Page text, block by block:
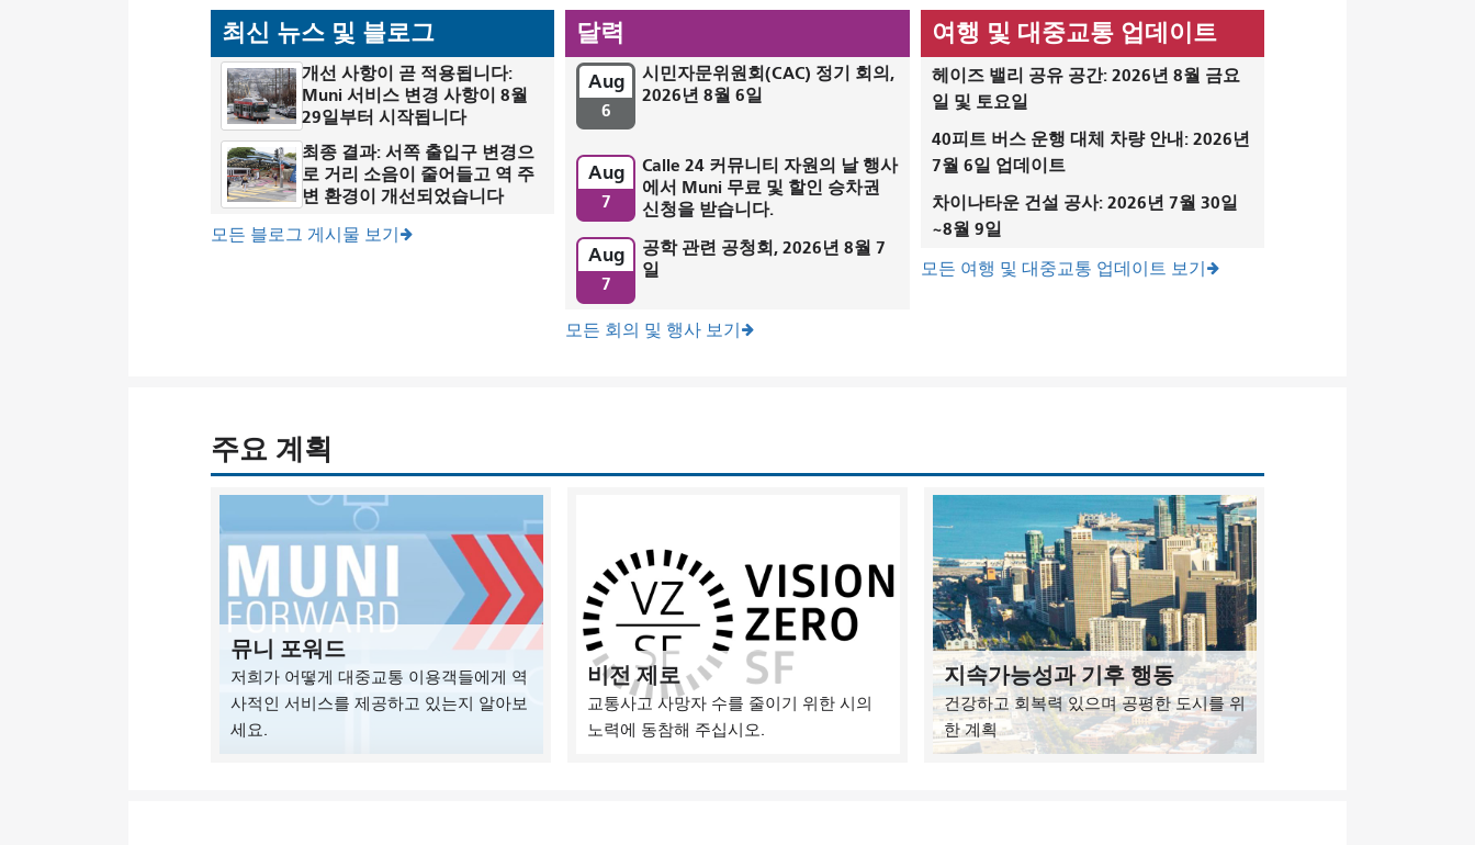
최신 뉴스 및 블로그
개선 사항이 곧 적용됩니다:
Muni 서비스 변경 사항이 8월
29일부터 시작됩니다
최종 결과: 서쪽 출입구 변경으
로 거리 소음이 줄어들고 역 주
변 환경이 개선되었습니다
모든 블로그 게시물 보기
달력
Aug
6
시민자문위원회(CAC) 정기 회의,
2026년 8월 6일
Aug
7
Calle 24 커뮤니티 자원의 날 행사
에서 Muni 무료 및 할인 승차권
신청을 받습니다.
Aug
7
공학 관련 공청회, 2026년 8월 7
일
모든 회의 및 행사 보기
여행 및 대중교통 업데이트
헤이즈 밸리 공유 공간: 2026년 8월 금요
일 및 토요일
40피트 버스 운행 대체 차량 안내: 2026년
7월 6일 업데이트
차이나타운 건설 공사: 2026년 7월 30일
~8월 9일
모든 여행 및 대중교통 업데이트 보기
주요 계획
뮤니 포워드
저희가 어떻게 대중교통 이용객들에게 역
사적인 서비스를 제공하고 있는지 알아보
세요.
비전 제로
교통사고 사망자 수를 줄이기 위한 시의
노력에 동참해 주십시오.
지속가능성과 기후 행동
건강하고 회복력 있으며 공평한 도시를 위
한 계획